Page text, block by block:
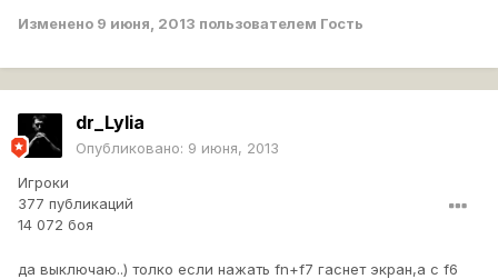
Изменено 9 июня, 2013 пользователем Гость
dr_Lylia
Опубликовано: 9 июня, 2013
Игроки
377 публикаций
14 072 боя
да выключаю..) толко если нажать fn+f7 гаснет экран,а c f6